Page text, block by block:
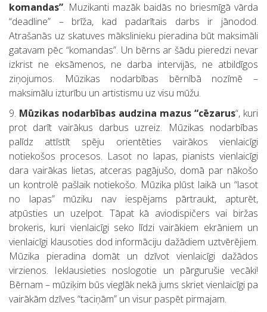
komandas”. Muzikanti mazāk baidās no briesmīgā vārda
“deadline” – brīža, kad padarītais darbs ir jānodod.
Atrašanās uz skatuves mākslinieku pieradina būt maksimāli
gatavam pēc “komandas”. Un bērns ar šādu pieredzi nevar
izkrist ne eksāmenos, ne darba intervijās, ne atbildīgos
ziņojumos. Mūzikas nodarbības bērnībā nozīmē –
maksimālu izturību un artistismu uz visu mūžu.
9. Mūzikas nodarbības audzina mazus “cēzarus“, kuri
prot darīt vairākus darbus uzreiz. Mūzikas nodarbības
palīdz attīstīt spēju orientēties vairākos vienlaicīgi
notiekošos procesos. Lasot no lapas, pianists vienlaicīgi
dara vairākas lietas, atceras pagājušo, domā par nākošo
un kontrolē pašlaik notiekošo. Mūzika plūst laikā un “lasot
no lapas” mūziku nav iespējams pārtraukt, apturēt,
atpūsties un uzelpot. Tāpat kā aviodispičers vai biržas
brokeris, kuri vienlaicīgi seko līdzi vairākiem ekrāniem un
vienlaicīgi klausoties dod informāciju dažādiem uztvērējiem.
Mūzika pieradina domāt un dzīvot vienlaicīgi dažādos
virzienos. Ieklausieties noslogotie un pārgurušie vecāki!
Bērnam – mūziķim būs vieglāk nekā jums skriet vienlaicīgi pa
vairākām dzīves “taciņām” un visur paspēt pirmajam.